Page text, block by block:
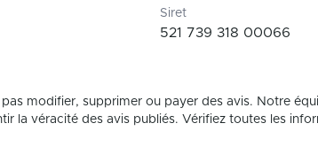
Siret
521 739 318 00066
modifier, supprimer ou payer des avis. Notre
la véracité des avis publiés. Vérifiez toutes les